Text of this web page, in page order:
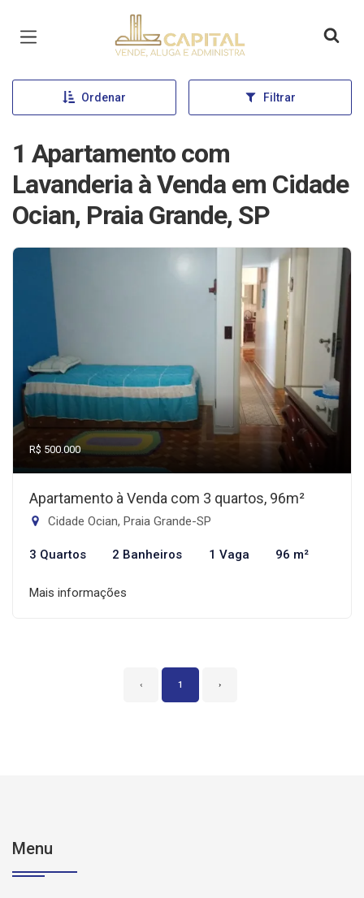
Página inicial
Ordenar Filtrar
1 Apartamento com
Lavanderia à Venda em Cidade
Ocian, Praia Grande, SP
R$ 500.000
Apartamento à Venda com 3 quartos, 96m²
Cidade Ocian, Praia Grande-SP
3 Quartos 2 Banheiros 1 Vaga 96 m²
Mais informações
‹ 1 ›
Menu